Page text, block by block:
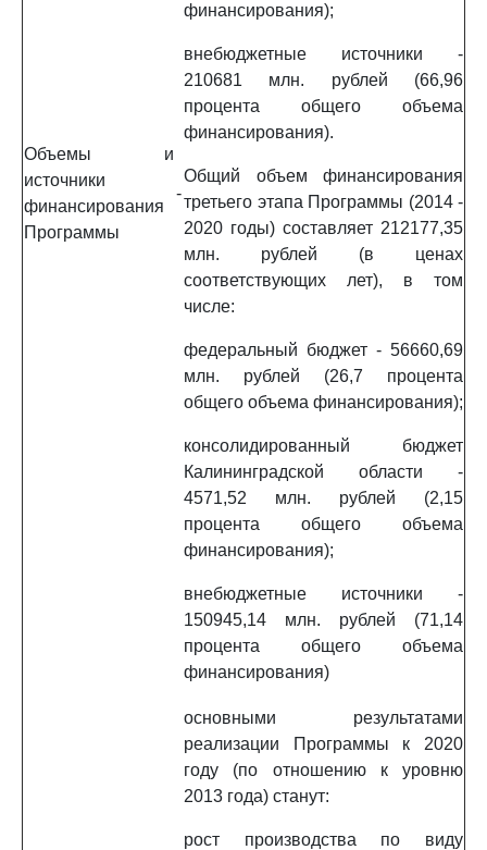
Объемы и
источники
финансирования
Программы
-
финансирования);
внебюджетные источники -
210681 млн. рублей (66,96
процента общего объема
финансирования).
Общий объем финансирования
третьего этапа Программы (2014 -
2020 годы) составляет 212177,35
млн. рублей (в ценах
соответствующих лет), в том
числе:
федеральный бюджет - 56660,69
млн. рублей (26,7 процента
общего объема финансирования);
консолидированный бюджет
Калининградской области -
4571,52 млн. рублей (2,15
процента общего объема
финансирования);
внебюджетные источники -
150945,14 млн. рублей (71,14
процента общего объема
финансирования)
основными результатами
реализации Программы к 2020
году (по отношению к уровню
2013 года) станут:
рост производства по виду